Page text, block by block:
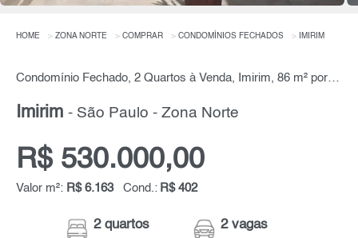
HOME ZONA NORTE COMPRAR CONDOMÍNIOS FECHADOS IMIRIM
Condomínio Fechado, 2 Quartos à Venda, Imirim, 86 m² por R$ 530.000,00
Imirim - São Paulo - Zona Norte
R$ 530.000,00
Valor m²: R$ 6.163 Cond.: R$ 402
2 quartos 2 vagas